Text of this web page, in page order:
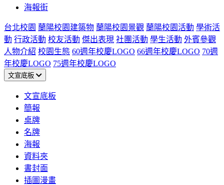
海報街
台北校園 蘭陽校園建築物 蘭陽校園景觀 蘭陽校園活動 學術活
動 行政活動 校友活動 傑出表現 社團活動 學生活動 外賓參觀
人物介紹 校園生態 60週年校慶LOGO 66週年校慶LOGO 70週
年校慶LOGO 75週年校慶LOGO
文宣底板
文宣底板
簡報
桌牌
名牌
海報
資料夾
書封面
插圖漫畫